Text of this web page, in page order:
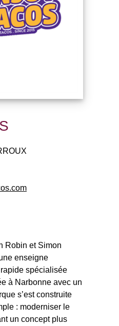
Robin et Simon
enseigne
spécialisée
à Narbonne avec un
s’est construite
: moderniser le
un concept plus